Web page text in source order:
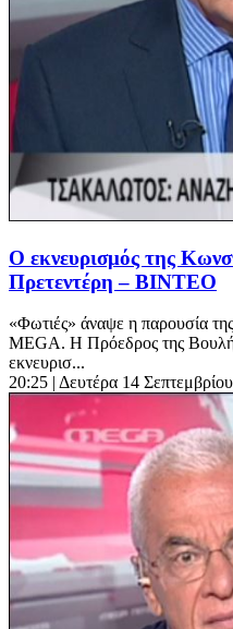
Ο εκνευρισμός της
Πρετεντέρη – ΒΙΝΤΕΟ
«Φωτιές» άναψε η παρουσία
MEGA. Η Πρόεδρος της
εκνευρισ...
20:25 | Δευτέρα 14